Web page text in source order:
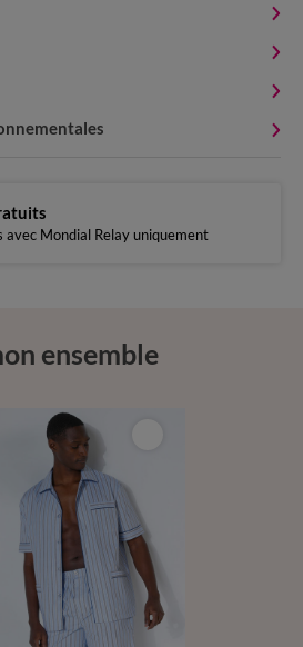
avec Mondial Relay uniquement
ensemble